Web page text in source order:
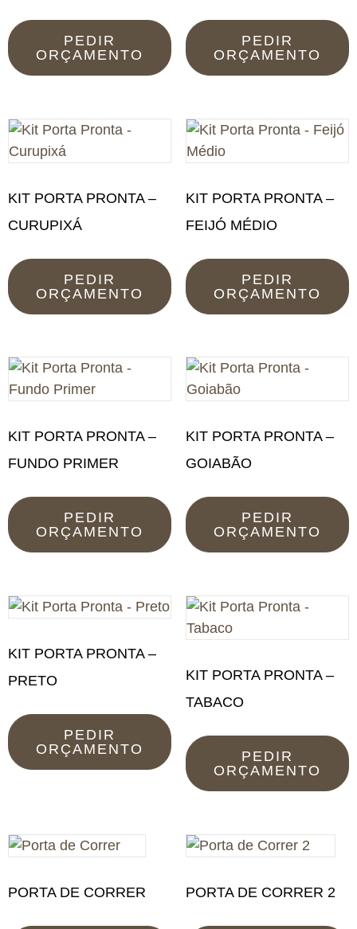
PEDIR
ORÇAMENTO
PEDIR
ORÇAMENTO
KIT PORTA PRONTA –
CURUPIXÁ
PEDIR
ORÇAMENTO
KIT PORTA PRONTA –
FEIJÓ MÉDIO
PEDIR
ORÇAMENTO
KIT PORTA PRONTA –
FUNDO PRIMER
PEDIR
ORÇAMENTO
KIT PORTA PRONTA –
GOIABÃO
PEDIR
ORÇAMENTO
KIT PORTA PRONTA –
PRETO
PEDIR
ORÇAMENTO
KIT PORTA PRONTA –
TABACO
PEDIR
ORÇAMENTO
PORTA DE CORRER PORTA DE CORRER 2